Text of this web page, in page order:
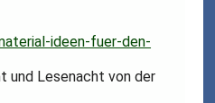
ideen-fuer-den-
und Lesenacht von der